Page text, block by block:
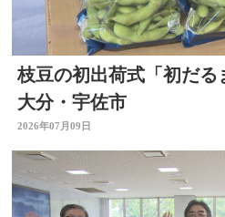
枝豆の初出荷式「初だ
大分・宇佐市
2026年07月09日